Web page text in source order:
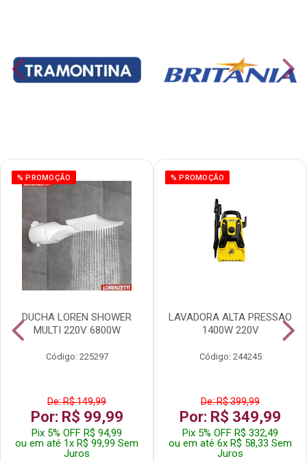
% PROMOÇÃO
DUCHA LOREN SHOWER
MULTI 220V 6800W
Código: 225297
De: R$ 149,99
Por: R$ 99,99
Pix 5% OFF R$ 94,99
ou em até 1x R$ 99,99 Sem
Juros
% PROMOÇÃO
LAVADORA ALTA PRESSAO
1400W 220V
Código: 244245
De: R$ 399,99
Por: R$ 349,99
Pix 5% OFF R$ 332,49
ou em até 6x R$ 58,33 Sem
Juros